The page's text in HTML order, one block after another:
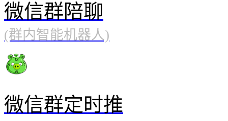
微信群陪聊
(群内智能机器人)
微信群定时推